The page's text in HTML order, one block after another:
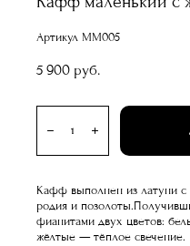
Артикул MM005
5 900 pуб.
Кафф выполнен из латуни с
родия и
фианитами двух цветов:
жёлтые — тёплое свечение.